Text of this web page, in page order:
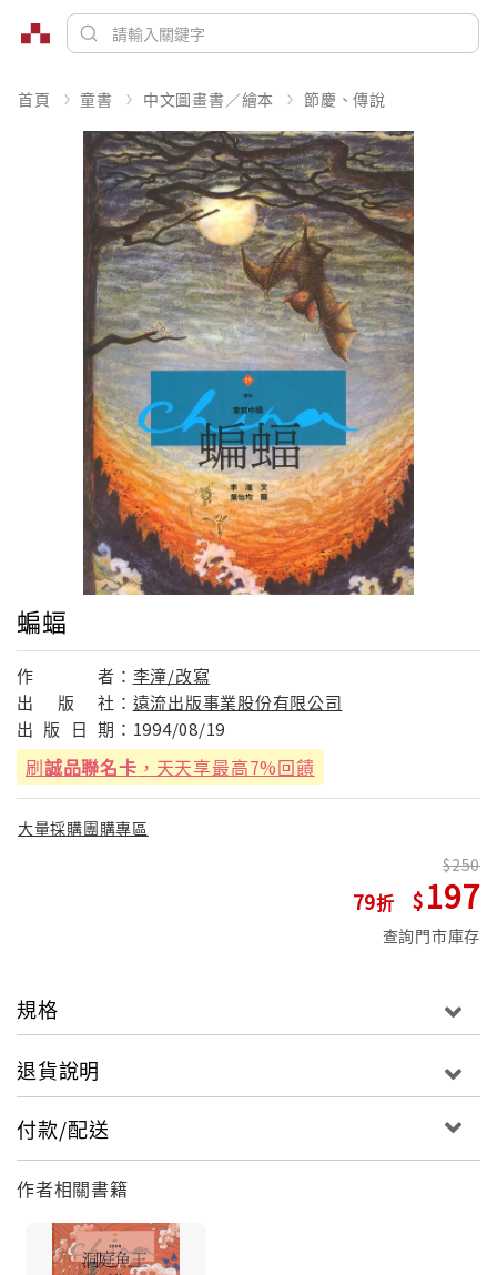
首頁 童書 中文圖畫書／繪本 節慶、傳說
蝙蝠
作 者： 李潼/改寫
出
版 社： 遠流出版事業股份有限公司
出 版 日 期： 1994/08/19
刷誠品聯名卡 ，天天享最高7%回饋
大量採購團購專區
79
250
197
查詢門市庫存
規格
退貨說明
付款/配送
作者相關書籍